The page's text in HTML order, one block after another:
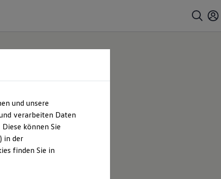
und unsere
verarbeiten Daten
können Sie
in der
finden Sie in